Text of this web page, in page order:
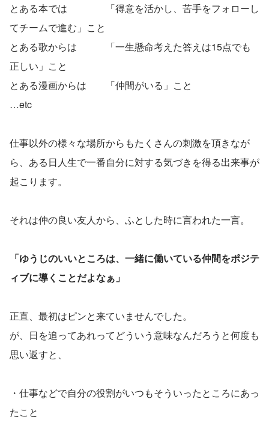
とある本では　　　　「得意を活かし、苦手をフォローし
てチームで進む」こと
とある歌からは　　　「一生懸命考えた答えは15点でも
正しい」こと
とある漫画からは　　「仲間がいる」こと
…etc
仕事以外の様々な場所からもたくさんの刺激を頂きなが
ら、ある日人生で一番自分に対する気づきを得る出来事が
起こります。
それは仲の良い友人から、ふとした時に言われた一言。
「ゆうじのいいところは、一緒に働いている仲間をポジテ
ィブに導くことだよなぁ」
正直、最初はピンと来ていませんでした。
が、日を追ってあれってどういう意味なんだろうと何度も
思い返すと、
・仕事などで自分の役割がいつもそういったところにあっ
たこと